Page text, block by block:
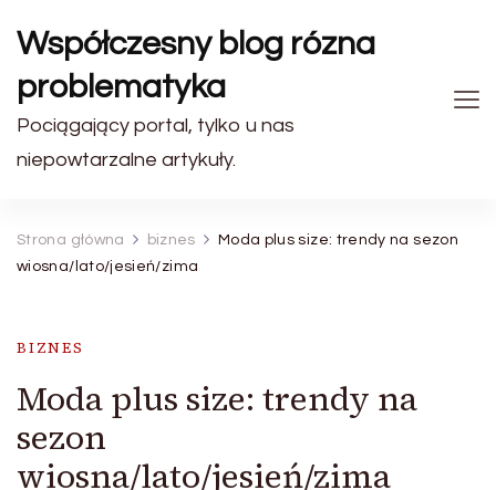
Współczesny blog rózna
problematyka
Pociągający portal, tylko u nas
niepowtarzalne artykuły.
Strona główna biznes
Moda plus size: trendy na sezon
wiosna/lato/jesień/zima
BIZNES
Moda plus size: trendy na
sezon
wiosna/lato/jesień/zima